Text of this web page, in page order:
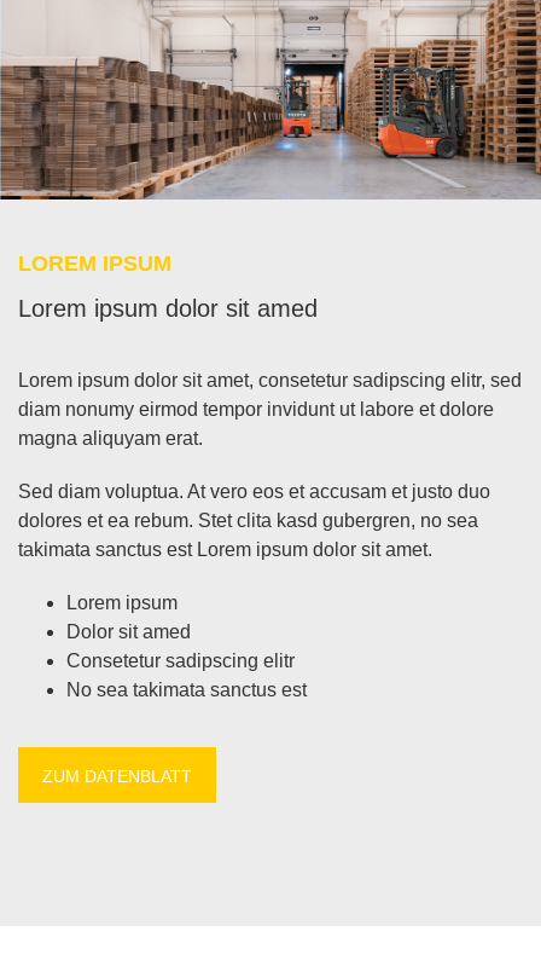
LO­REM IP­SUM
Lo­rem ip­sum do­lor sit amed
Lo­rem ip­sum do­lor sit amet, con­sete­tur sa­dipscing elitr, sed
diam no­numy eirm­od tem­por in­vidunt ut la­bo­re et do­lo­re
ma­gna ali­quyam erat.
Sed diam vo­lup­tua. At vero eos et ac­cu­sam et jus­to duo
do­lo­res et ea re­bum. Stet cli­ta kasd gu­ber­gren, no sea
ta­ki­ma­ta sanc­tus est Lo­rem ip­sum do­lor sit amet.
Lo­rem ip­sum
Do­lor sit amed
Con­sete­tur sa­dipscing elitr
No sea ta­ki­ma­ta sanc­tus est
ZUM DA­TEN­BLATT